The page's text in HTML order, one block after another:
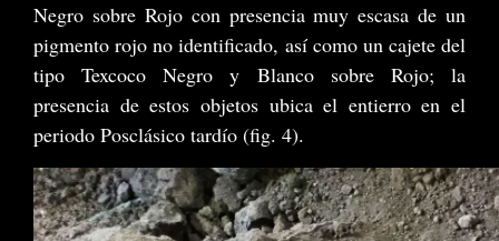
Negro sobre Rojo con presencia muy escasa de un
pigmento rojo no identificado, así como un cajete del
tipo Texcoco Negro y Blanco sobre Rojo; la
presencia de estos objetos ubica el entierro en el
periodo Posclásico tardío (fig. 4).